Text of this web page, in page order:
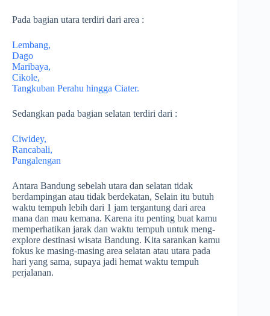
Pada bagian utara terdiri dari area :
Lembang,
Dago
Maribaya,
Cikole,
Tangkuban Perahu hingga Ciater.
Sedangkan pada bagian selatan terdiri dari :
Ciwidey,
Rancabali,
Pangalengan
Antara Bandung sebelah utara dan selatan tidak
berdampingan atau tidak berdekatan, Selain itu butuh
waktu tempuh lebih dari 1 jam tergantung dari area
mana dan mau kemana. Karena itu penting buat kamu
memperhatikan jarak dan waktu tempuh untuk meng-
explore destinasi wisata Bandung. Kita sarankan kamu
fokus ke masing-masing area selatan atau utara pada
hari yang sama, supaya jadi hemat waktu tempuh
perjalanan.